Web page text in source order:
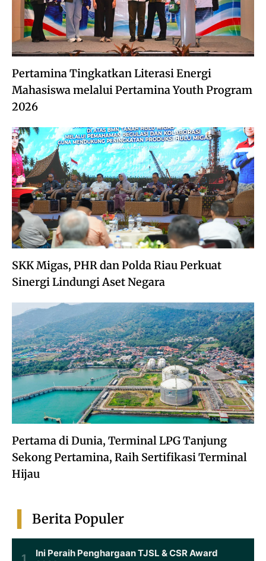
Pertamina Tingkatkan Literasi Energi
Mahasiswa melalui Pertamina Youth Program
2026
SKK Migas, PHR dan Polda Riau Perkuat
Sinergi Lindungi Aset Negara
Pertama di Dunia, Terminal LPG Tanjung
Sekong Pertamina, Raih Sertifikasi Terminal
Hijau
Berita Populer